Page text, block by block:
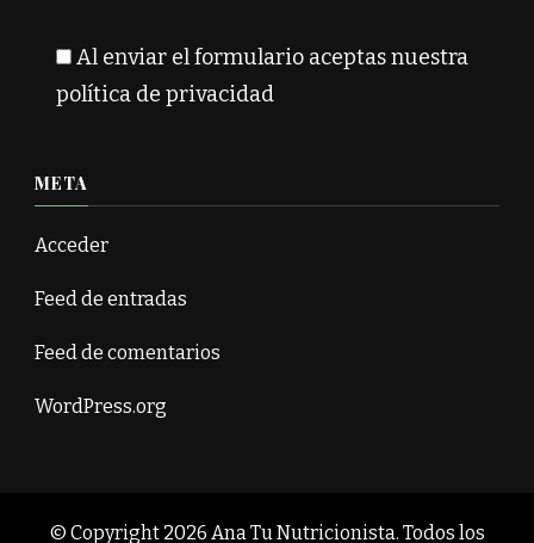
Al enviar el formulario aceptas nuestra
política de privacidad
META
Acceder
Feed de entradas
Feed de comentarios
WordPress.org
© Copyright 2026 Ana Tu Nutricionista. Todos los